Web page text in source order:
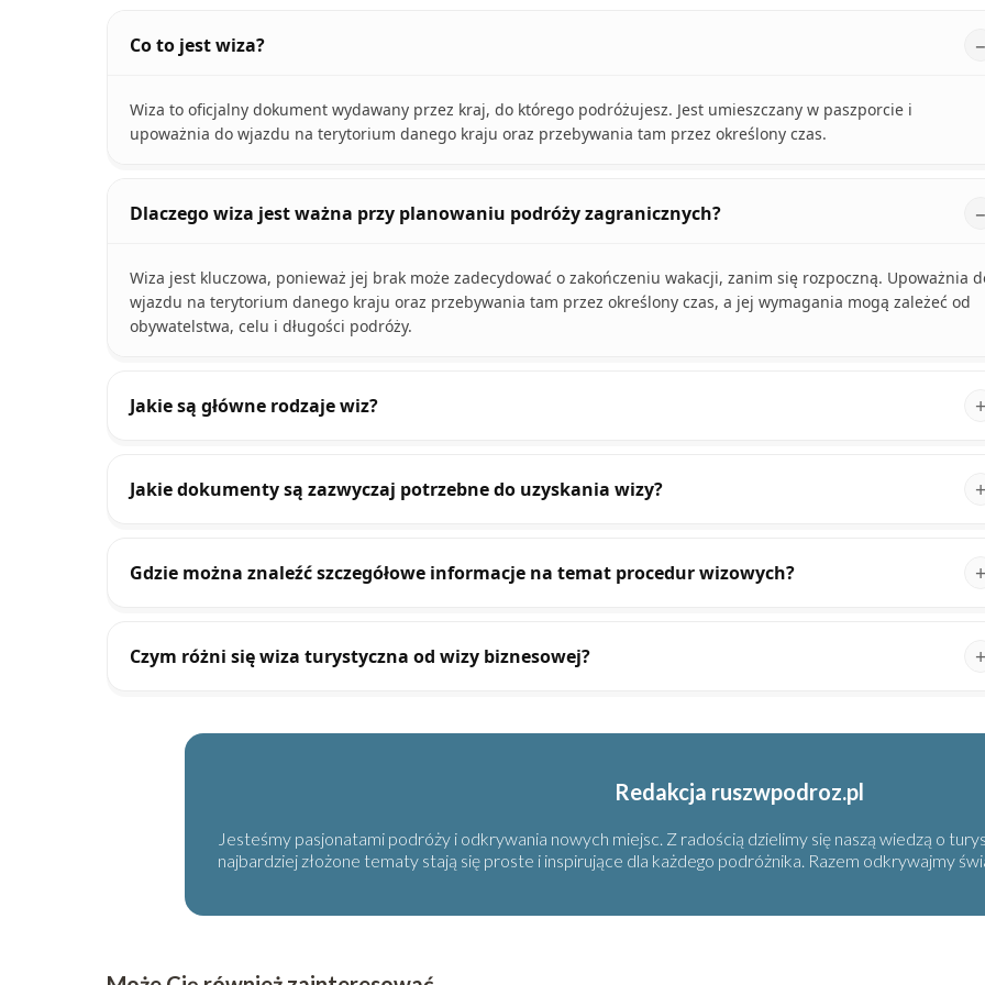
Co to jest wiza?
Wiza to oficjalny dokument wydawany przez kraj, do którego podróżujesz. Jest umieszczany w paszporcie i
upoważnia do wjazdu na terytorium danego kraju oraz przebywania tam przez określony czas.
Dlaczego wiza jest ważna przy planowaniu podróży zagranicznych?
Wiza jest kluczowa, ponieważ jej brak może zadecydować o zakończeniu wakacji, zanim się rozpoczną. Upoważnia
wjazdu na terytorium danego kraju oraz przebywania tam przez określony czas, a jej wymagania mogą zależeć od
obywatelstwa, celu i długości podróży.
Jakie są główne rodzaje wiz?
Jakie dokumenty są zazwyczaj potrzebne do uzyskania wizy?
Gdzie można znaleźć szczegółowe informacje na temat procedur wizowych?
Czym różni się wiza turystyczna od wizy biznesowej?
Redakcja ruszwpodroz.pl
Jesteśmy pasjonatami podróży i odkrywania nowych miejsc. Z radością dzielimy się naszą wiedzą o
najbardziej złożone tematy stają się proste i inspirujące dla każdego podróżnika. Razem odkrywajmy